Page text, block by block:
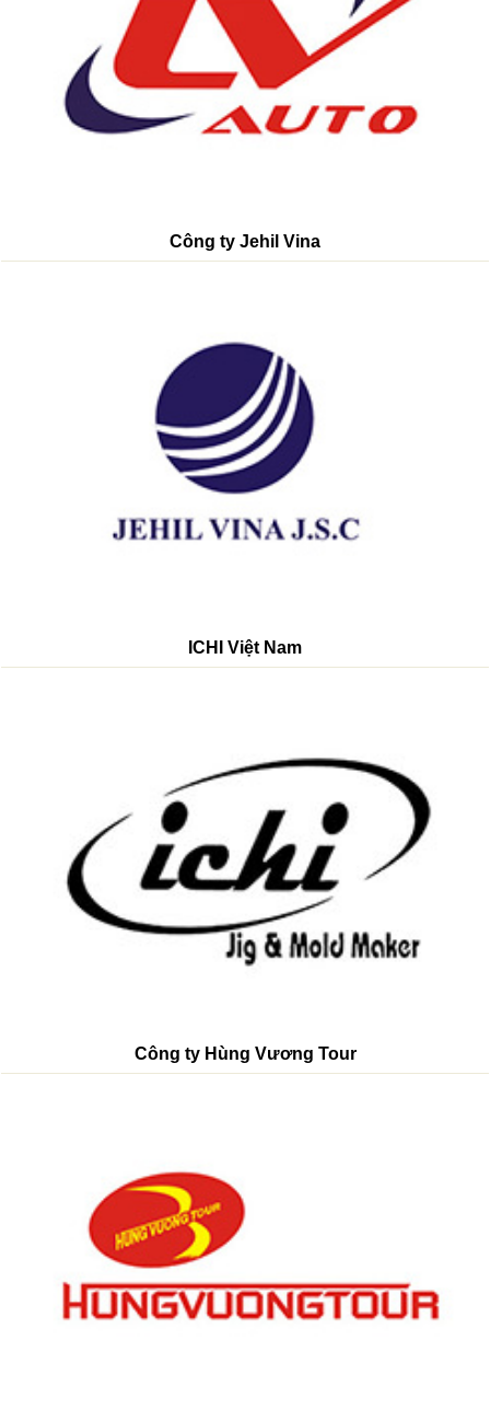
Công ty Jehil Vina
ICHI Việt Nam
Công ty Hùng Vương Tour